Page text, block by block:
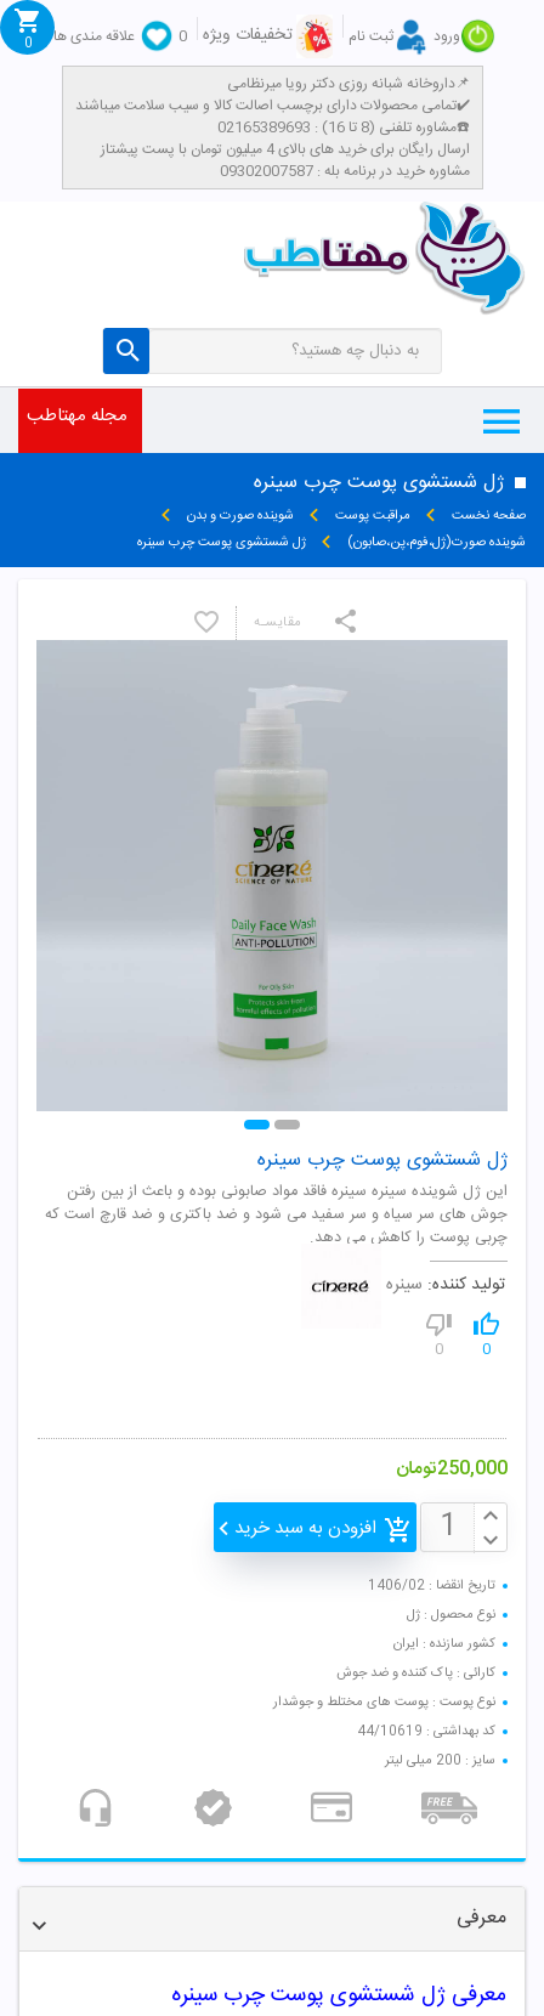
ورود ثبت نام تخفیفات ویژه 0
علاقه مندی ها
داروخانه شبانه روزی دکتر رویا میرنظامی📌
تمامی محصولات دارای برچسب اصالت کالا و سیب سلامت میباشند✔️
مشاوره تلفنی (8 تا 16) : 02165389693☎️
​ارسال رایگان برای خرید های بالای 4 میلیون تومان با پست پیشتاز
مشاوره خرید در برنامه بله : 09302007587
0
مجله مهتاطب
ژل شستشوی پوست چرب سینره
صفحه نخست مراقبت پوست
شوینده صورت و بدن
شوینده صورت(ژل،فوم،پن،صابون)
ژل شستشوی پوست چرب سینره
ژل شستشوی پوست چرب سینره
این ژل شوینده سینره سينره فاقد مواد صابونی بوده و باعث از بين رفتن
جوش های سر سياه و سر سفيد می شود و ضد باکتری و ضد قارچ است که
چربی پوست را کاهش می دهد.
تولید کننده: سینره
0
0
250,000تومان
افزودن به سبد خرید
مقایسـه
تاریخ انقضا : 1406/02
نوع محصول : ژل
کشور سازنده : ایران
کارائی : پاک کننده و ضد جوش
نوع پوست : پوست های مختلط و جوشدار
کد بهداشتی : 44/10619
سایز : 200 میلی لیتر
معرفی
معرفی ژل شستشوی پوست چرب سینره